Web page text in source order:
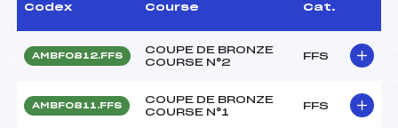
Codex Course Cat.
AMBF0812.FFS
COUPE DE BRONZE
COURSE N°2
FFS
AMBF0811.FFS
COUPE DE BRONZE
COURSE N°1
FFS